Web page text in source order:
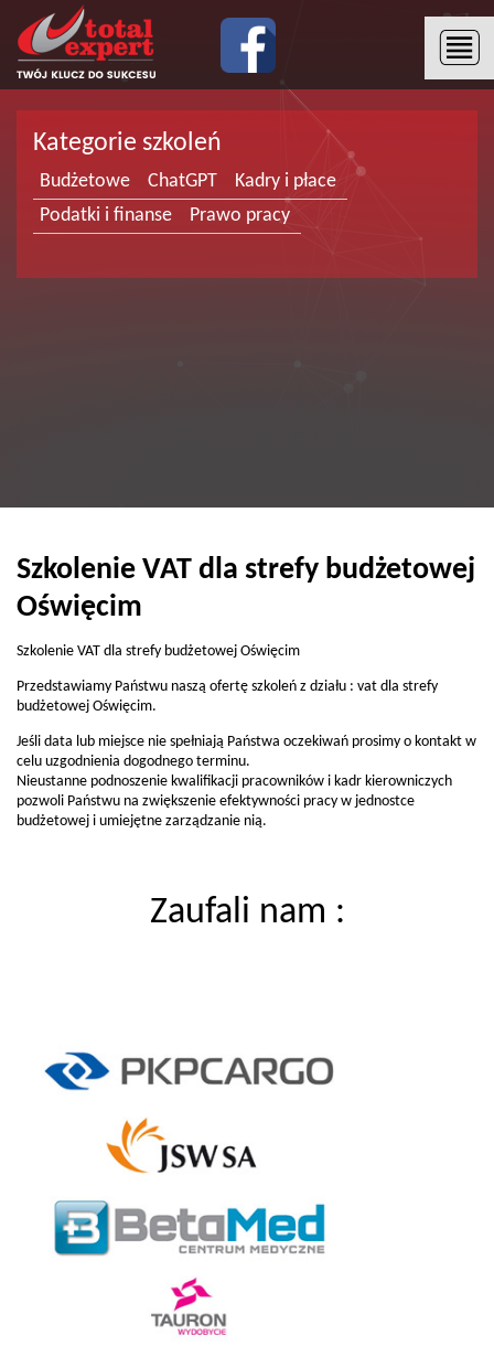
Kategorie szkoleń
Budżetowe ChatGPT
Kadry i płace
Podatki i finanse
Prawo pracy
Szkolenie VAT dla strefy budżetowej
Oświęcim
Szkolenie VAT dla strefy budżetowej Oświęcim
Przedstawiamy Państwu naszą ofertę szkoleń z działu : vat dla strefy
budżetowej Oświęcim.
Jeśli data lub miejsce nie spełniają Państwa oczekiwań prosimy o kontakt w
celu uzgodnienia dogodnego terminu.
Nieustanne podnoszenie kwalifikacji pracowników i kadr kierowniczych
pozwoli Państwu na zwiększenie efektywności pracy w jednostce
budżetowej i umiejętne zarządzanie nią.
Zaufali nam :